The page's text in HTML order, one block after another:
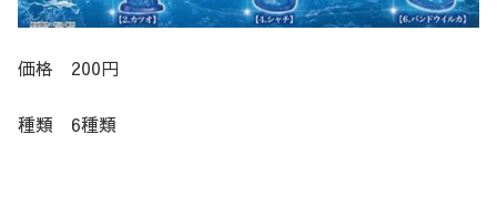
価格 200円
種類 6種類